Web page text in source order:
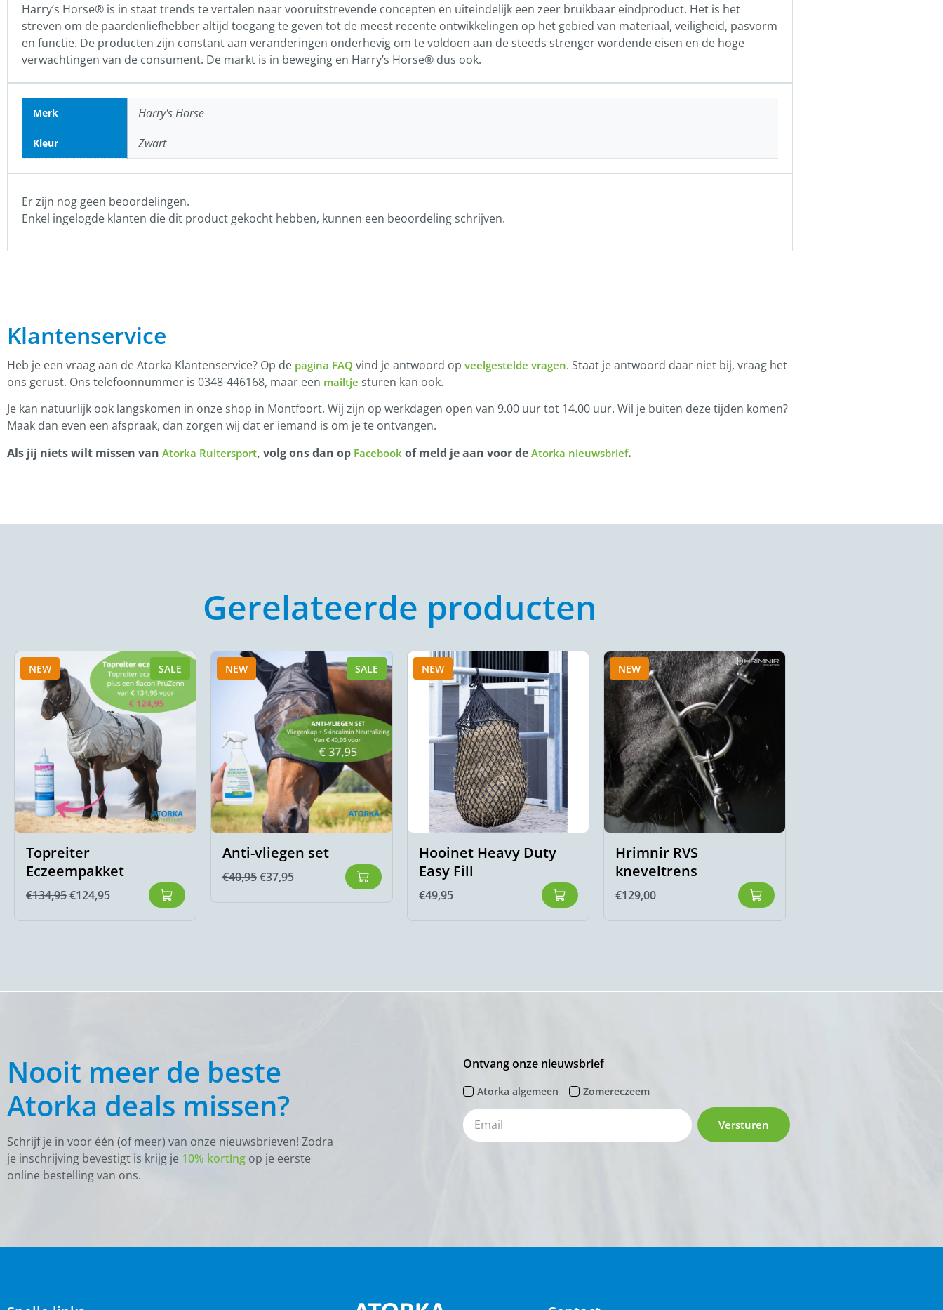
Harry’s Horse® is in staat trends te vertalen naar vooruitstrevende concepten en uiteindelijk een zeer bruikbaar eindproduct. Het is het
streven om de paardenliefhebber altijd toegang te geven tot de meest recente ontwikkelingen op het gebied van materiaal, veiligheid, pasvorm
en functie. De producten zijn constant aan veranderingen onderhevig om te voldoen aan de steeds strenger wordende eisen en de hoge
verwachtingen van de consument. De markt is in beweging en Harry’s Horse® dus ook.
Merk Harry's Horse
Kleur Zwart
Er zijn nog geen beoordelingen.
Enkel ingelogde klanten die dit product gekocht hebben, kunnen een beoordeling schrijven.
Klantenservice
Heb je een vraag aan de Atorka Klantenservice? Op de pagina FAQ vind je antwoord op veelgestelde vragen. Staat je antwoord daar niet bij, vraag het
ons gerust. Ons telefoonnummer is 0348-446168, maar een mailtje sturen kan ook.
Je kan natuurlijk ook langskomen in onze shop in Montfoort. Wij zijn op werkdagen open van 9.00 uur tot 14.00 uur. Wil je buiten deze tijden komen?
Maak dan even een afspraak, dan zorgen wij dat er iemand is om je te ontvangen.
Als jij niets wilt missen van Atorka Ruitersport, volg ons dan op Facebook of meld je aan voor de Atorka nieuwsbrief.
Gerelateerde producten
NEW SALE
Topreiter
Eczeempakket
€134,95€124,95
NEW SALE
Anti-vliegen set
€40,95€37,95
NEW
Hooinet Heavy Duty
Easy Fill
€49,95
NEW
Hrimnir RVS
kneveltrens
€129,00
Nooit meer de beste
Atorka deals missen?
Schrijf je in voor één (of meer) van onze nieuwsbrieven! Zodra
je inschrijving bevestigt is krijg je 10% korting op je eerste
online bestelling van ons.
Ontvang onze nieuwsbrief
Atorka algemeen Zomereczeem
Versturen